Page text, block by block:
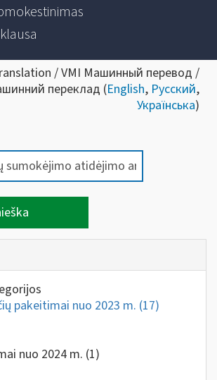
/ VMI Машинный перевод /
переклад (English, Русский,
Українська)
pakeitimai nuo 2023 m. (17)
nuo 2024 m. (1)